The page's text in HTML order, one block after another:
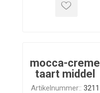
mocca-creme
taart middel
Artikelnummer:: 3211